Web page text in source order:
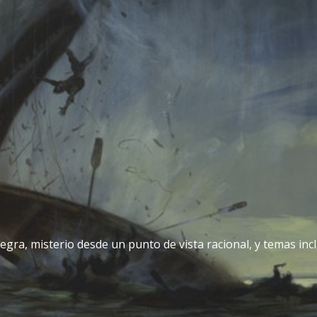
misterio desde un punto de vista racional, y temas